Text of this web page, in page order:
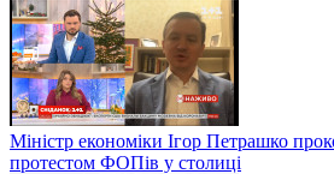
Міністр економіки Ігор Петрашко
протестом ФОПів у столиці